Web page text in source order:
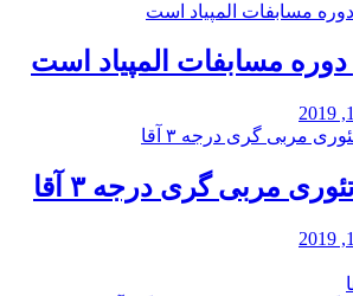
مسابفات المپیاد است
مربی گری درجه ۳ آقا